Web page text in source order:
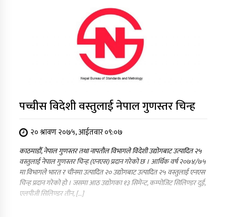
पच्चीस विदेशी वस्तुलाई नेपाल गुणस्तर चिन्ह
२० श्रावण २०७५, आईतवार ०९:०७
काठमाडौँ, नेपाल गुणस्तर तथा नापतौल विभागले विदेशी उद्योगबाट उत्पादित २५
वस्तुलाई नेपाल गुणस्तर चिन्ह (एनएस) प्रदान गरेको छ । आर्थिक वर्ष २०७४/७५
मा विभागले भारत र चीनमा उत्पादित २० उद्योगबाट उत्पादित २५ वस्तुलाई एनएस
चिन्ह प्रदान गरेको हो । जसमा आठ उद्योगका १३ सिमेन्ट, कम्पोजिट सिलिण्डर दुई,
एलपीजी सिलिण्डर तीन, […]